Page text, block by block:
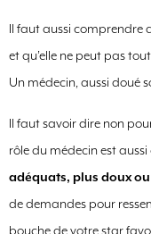
Il faut aussi comprendre
et qu’elle ne peut pas
Un médecin, aussi doué
Il faut savoir dire non
rôle du médecin est aussi
adéquats, plus doux
de demandes pour
bouche de votre star